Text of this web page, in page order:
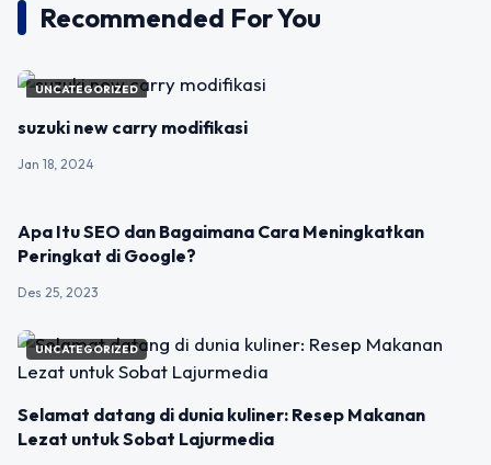
Recommended For You
UNCATEGORIZED
suzuki new carry modifikasi
Jan 18, 2024
Apa Itu SEO dan Bagaimana Cara Meningkatkan
Peringkat di Google?
Des 25, 2023
UNCATEGORIZED
Selamat datang di dunia kuliner: Resep Makanan
Lezat untuk Sobat Lajurmedia